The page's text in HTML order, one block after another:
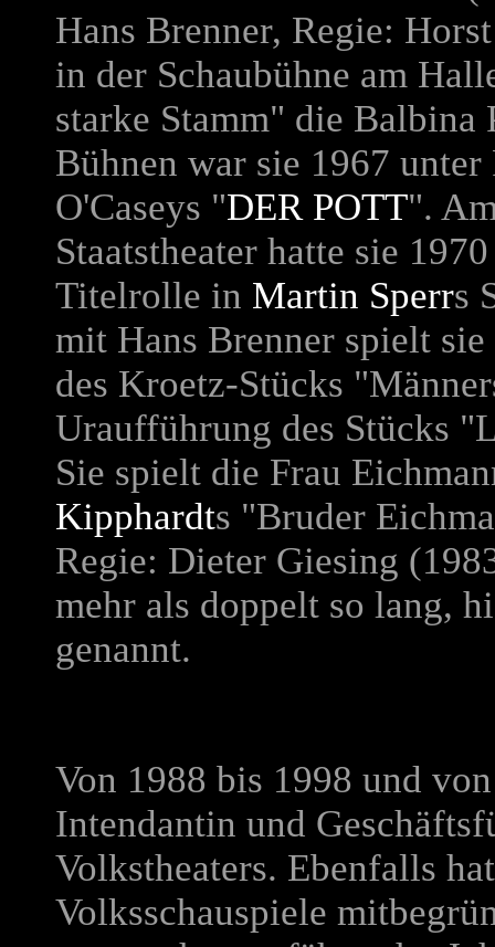
Hans Brenner, Regie:
in der Schaubühne am
starke Stamm" die Balbina
Bühnen war sie 1967
O'Caseys "DER POTT".
Staatstheater hatte sie
Titelrolle in Martin Sperrs
mit Hans Brenner spielt
des Kroetz-Stücks
Uraufführung des Stücks
Sie spielt die Frau
Kipphardts "Bruder
Regie: Dieter Giesing
mehr als doppelt so lang,
genannt.
Von 1988 bis 1998 und
Intendantin und
Volkstheaters. Ebenfalls
Volksschauspiele